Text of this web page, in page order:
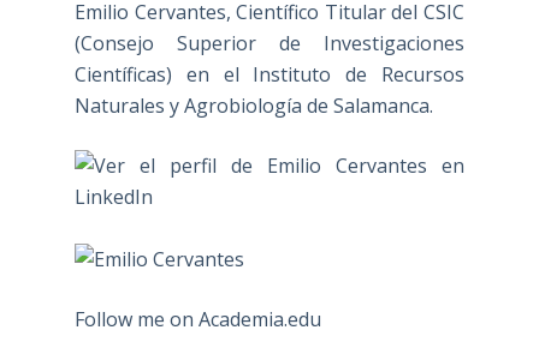
Emilio Cervantes, Científico Titular del CSIC
(Consejo Superior de Investigaciones
Científicas) en el Instituto de Recursos
Naturales y Agrobiología de Salamanca.
Follow me on Academia.edu